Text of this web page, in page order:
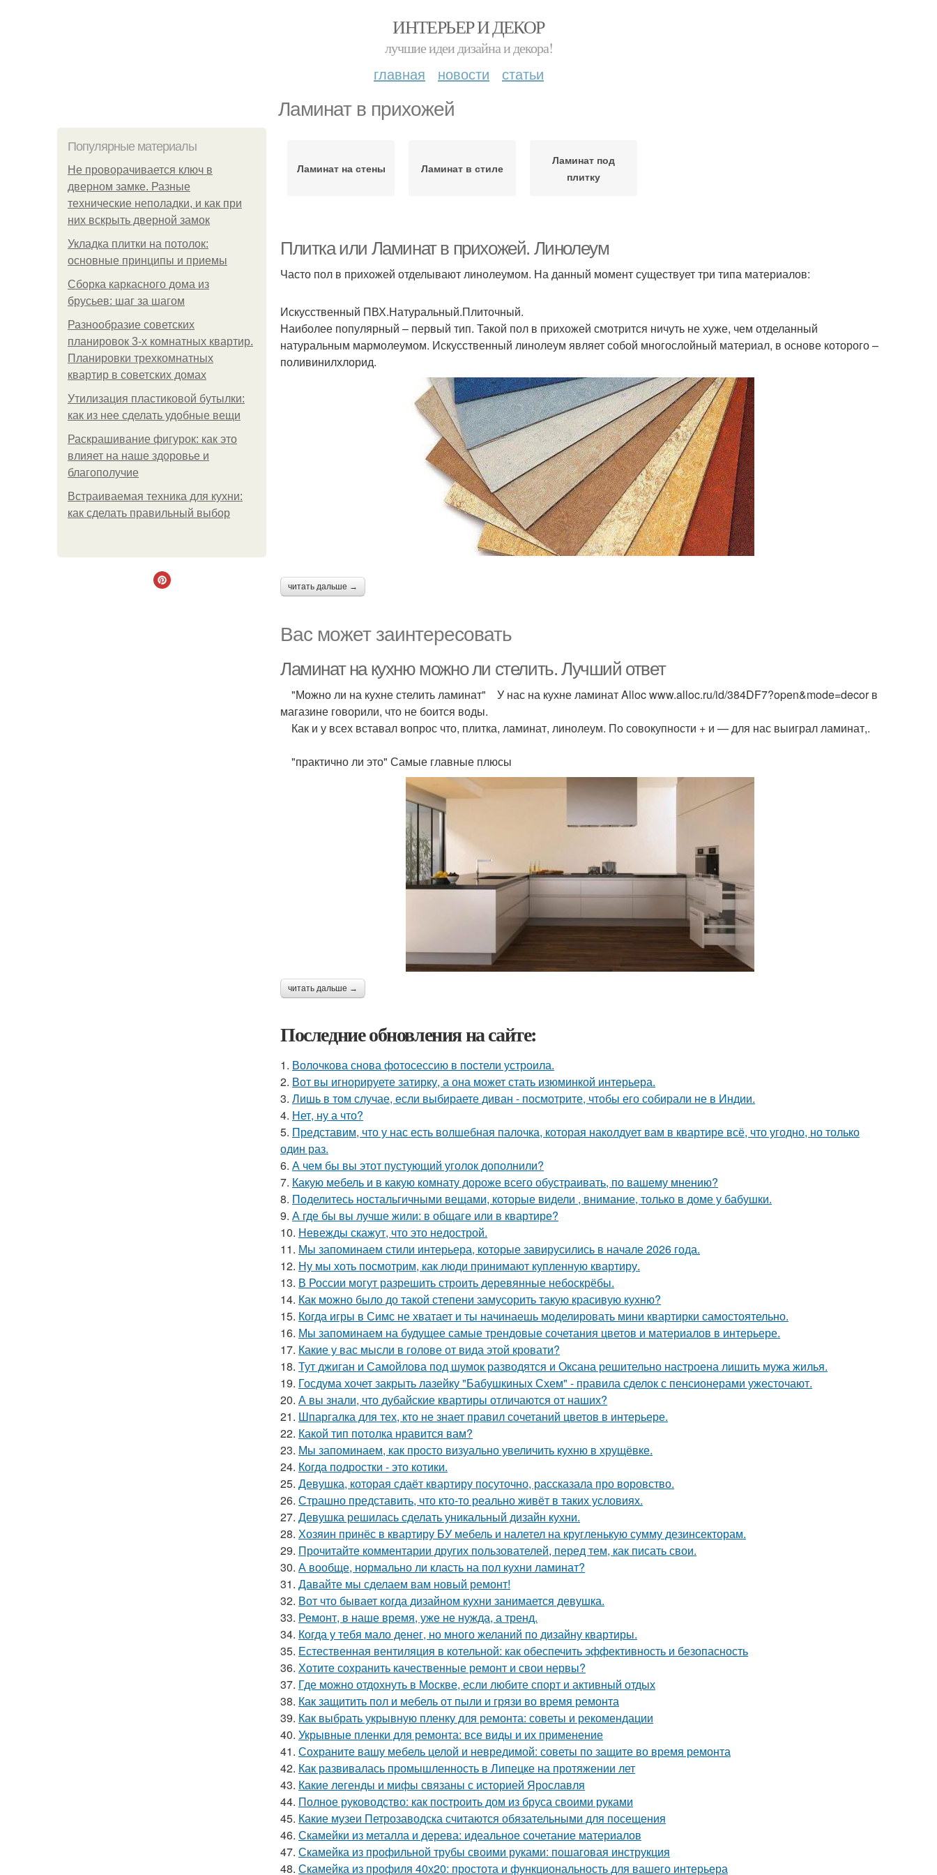
ИНТЕРЬЕР И ДЕКОР
лучшие идеи дизайна и декора!
главная новости статьи
Ламинат в прихожей
Популярные материалы
Не проворачивается ключ в
дверном замке. Разные
технические неполадки, и как при
них вскрыть дверной замок
Укладка плитки на потолок:
основные принципы и приемы
Сборка каркасного дома из
брусьев: шаг за шагом
Разнообразие советских
планировок 3-х комнатных квартир.
Планировки трехкомнатных
квартир в советских домах
Утилизация пластиковой бутылки:
как из нее сделать удобные вещи
Раскрашивание фигурок: как это
влияет на наше здоровье и
благополучие
Встраиваемая техника для кухни:
как сделать правильный выбор
Ламинат на стены Ламинат в стиле
Ламинат под
плитку
Плитка или Ламинат в прихожей. Линолеум
Часто пол в прихожей отделывают линолеумом. На данный момент существует три типа материалов:
Искусственный ПВХ.Натуральный.Плиточный.
Наиболее популярный – первый тип. Такой пол в прихожей смотрится ничуть не хуже, чем отделанный
натуральным мармолеумом. Искусственный линолеум являет собой многослойный материал, в основе которого –
поливинилхлорид.
читать дальше →
Вас может заинтересовать
Ламинат на кухню можно ли стелить. Лучший ответ
"Можно ли на кухне стелить ламинат" У нас на кухне ламинат Alloc www.alloc.ru/id/384DF7?open&mode=decor в
магазине говорили, что не боится воды.
Как и у всех вставал вопрос что, плитка, ламинат, линолеум. По совокупности + и — для нас выиграл ламинат,.
"практично ли это" Самые главные плюсы
читать дальше →
Последние обновления на сайте:
1. Волочкова снова фотосессию в постели устроила.
2. Вот вы игнорируете затирку, а она может стать изюминкой интерьера.
3. Лишь в том случае, если выбираете диван - посмотрите, чтобы его собирали не в Индии.
4. Нет, ну а что?
5. Представим, что у нас есть волшебная палочка, которая наколдует вам в квартире всё, что угодно, но только
один раз.
6. А чем бы вы этот пустующий уголок дополнили?
7. Какую мебель и в какую комнату дороже всего обустраивать, по вашему мнению?
8. Поделитесь ностальгичными вещами, которые видели , внимание, только в доме у бабушки.
9. А где бы вы лучше жили: в общаге или в квартире?
10. Невежды скажут, что это недострой.
11. Мы запоминаем стили интерьера, которые завирусились в начале 2026 года.
12. Ну мы хоть посмотрим, как люди принимают купленную квартиру.
13. В России могут разрешить строить деревянные небоскрёбы.
14. Как можно было до такой степени замусорить такую красивую кухню?
15. Когда игры в Симс не хватает и ты начинаешь моделировать мини квартирки самостоятельно.
16. Мы запоминаем на будущее самые трендовые сочетания цветов и материалов в интерьере.
17. Какие у вас мысли в голове от вида этой кровати?
18. Тут джиган и Самойлова под шумок разводятся и Оксана решительно настроена лишить мужа жилья.
19. Госдума хочет закрыть лазейку "Бабушкиных Схем" - правила сделок с пенсионерами ужесточают.
20. А вы знали, что дубайские квартиры отличаются от наших?
21. Шпаргалка для тех, кто не знает правил сочетаний цветов в интерьере.
22. Какой тип потолка нравится вам?
23. Мы запоминаем, как просто визуально увеличить кухню в хрущёвке.
24. Когда подростки - это котики.
25. Девушка, которая сдаёт квартиру посуточно, рассказала про воровство.
26. Страшно представить, что кто-то реально живёт в таких условиях.
27. Девушка решилась сделать уникальный дизайн кухни.
28. Хозяин принёс в квартиру БУ мебель и налетел на кругленькую сумму дезинсекторам.
29. Прочитайте комментарии других пользователей, перед тем, как писать свои.
30. А вообще, нормально ли класть на пол кухни ламинат?
31. Давайте мы сделаем вам новый ремонт!
32. Вот что бывает когда дизайном кухни занимается девушка.
33. Ремонт, в наше время, уже не нужда, а тренд.
34. Когда у тебя мало денег, но много желаний по дизайну квартиры.
35. Естественная вентиляция в котельной: как обеспечить эффективность и безопасность
36. Хотите сохранить качественные ремонт и свои нервы?
37. Где можно отдохнуть в Москве, если любите спорт и активный отдых
38. Как защитить пол и мебель от пыли и грязи во время ремонта
39. Как выбрать укрывную пленку для ремонта: советы и рекомендации
40. Укрывные пленки для ремонта: все виды и их применение
41. Сохраните вашу мебель целой и невредимой: советы по защите во время ремонта
42. Как развивалась промышленность в Липецке на протяжении лет
43. Какие легенды и мифы связаны с историей Ярославля
44. Полное руководство: как построить дом из бруса своими руками
45. Какие музеи Петрозаводска считаются обязательными для посещения
46. Скамейки из металла и дерева: идеальное сочетание материалов
47. Скамейка из профильной трубы своими руками: пошаговая инструкция
48. Скамейка из профиля 40х20: простота и функциональность для вашего интерьера